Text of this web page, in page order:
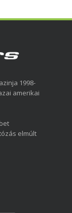
1998-
amerikai
elmúlt